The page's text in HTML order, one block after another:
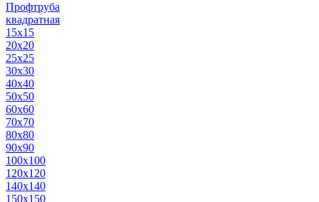
Профтруба
квадратная
15х15
20х20
25х25
30х30
40х40
50х50
60х60
70х70
80х80
90х90
100х100
120х120
140х140
150х150